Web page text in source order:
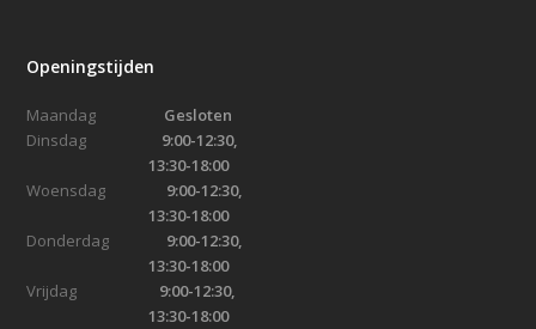
Openingstijden
Maandag Gesloten
Dinsdag 9:00-12:30,
13:30-18:00
Woensdag
9:00-12:30,
13:30-18:00
Donderdag 9:00-12:30,
13:30-18:00
Vrijdag 9:00-12:30,
13:30-18:00